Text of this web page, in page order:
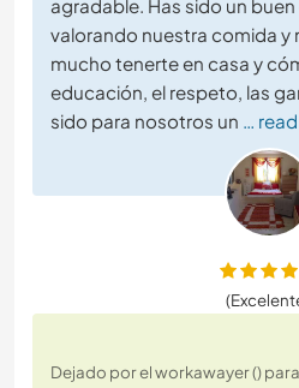
agradable. Has sido un
valorando nuestra comida y
mucho tenerte en casa y
educación, el respeto, las
sido para nosotros un
…
Dejado por el workawayer ()